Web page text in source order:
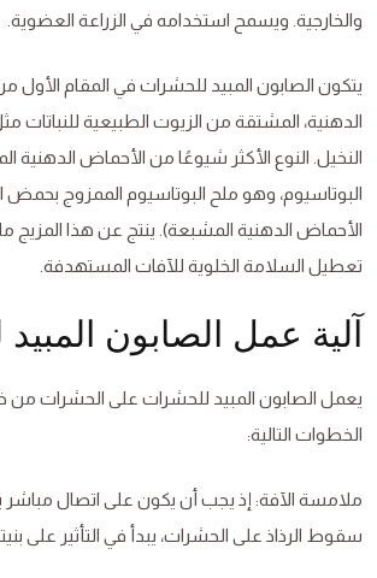
والخارجية. ويسمح استخدامه في الزراعة العضوية.
يتكون الصابون المبيد للحشرات في المقام الأول
الدهنية، المشتقة من الزيوت الطبيعية للنباتات
النخيل. النوع الأكثر شيوعًا من الأحماض
البوتاسيوم، وهو ملح البوتاسيوم الممزوج بحمض
الأحماض الدهنية المشبعة). ينتج عن هذا المزيج
تعطيل السلامة الخلوية للآفات المستهدفة.
آلية عمل الصابون
يعمل الصابون المبيد للحشرات على الحشرات من
الخطوات التالية:
ملامسة الآفة: إذ يجب أن يكون على اتصال مباشر
سقوط الرذاذ على الحشرات، يبدأ في التأثير على